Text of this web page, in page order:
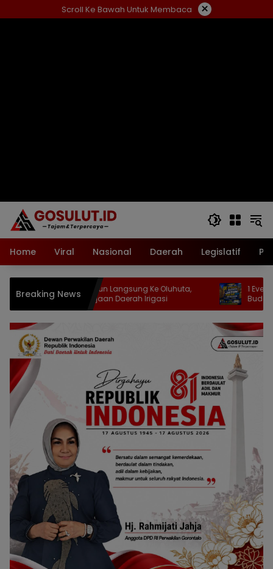
ke
Scroll Ke Bawah Untuk Membaca ×
Home Viral Nasional Daerah Legislatif
Breaking News
Komisi III Turun Langsung Ke Oluhuta,
Tinjau Pekerjaan Daerah Irigasi
1 Event 3
Budaya di